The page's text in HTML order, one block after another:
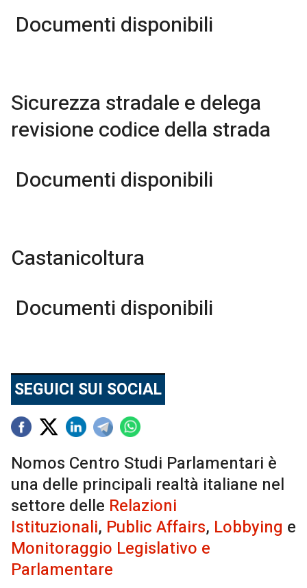
Documenti disponibili
Sicurezza stradale e delega
revisione codice della strada
Documenti disponibili
Castanicoltura
Documenti disponibili
SEGUICI SUI SOCIAL
Nomos Centro Studi Parlamentari è
una delle principali realtà italiane nel
settore delle Relazioni
Istituzionali, Public Affairs, Lobbying e
Monitoraggio Legislativo e
Parlamentare